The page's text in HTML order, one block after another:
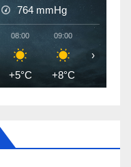
764 mmHg
08:00
+5°C
09:00
+8°C +11°C
›